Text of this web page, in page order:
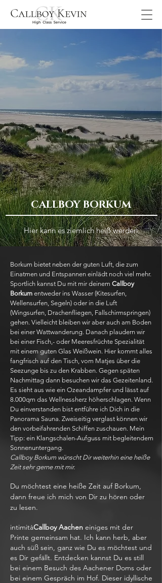
CALLBOY BORKUM
Hier kann es ziemlich heiß werden.
Borkum bietet neben der guten Luft, die zum
Einatmen und Entspannen einlädt noch viel mehr.
Sportlich kannst Du mit mir deinem Callboy
Borkum entweder ins Wasser (Kitesurfen,
Wellensurfen, Segeln) oder in die Luft
(Wingsurfen, Drachenfliegen, Fallschirmspringen)
gehen. Vielleicht bleiben wir aber auch am Boden
bei einer Wattwanderung. Danach plaudern wir
bei einer Fisch,- oder Meeresfrüchte Spezialität
mit einem guten Glas Weißwein. Hier kommt alles
fangfrisch auf den Tisch, vom Matjes über die
Seezunge bis zu den Krabben. Gegen späten
Nachmittag dann besuchen wir das Gezeitenland.
Es sieht aus wie ein Ozeandampfer und lässt auf
8.000qm das Wellnessherz höherschlagen. Wenn
Du einverstanden bist entführe ich Dich in die
Panorama Sauna. Zweiseitig verglast können wir
den vorbeifahrenden Schiffen zuschauen. Mein
Tipp: ein Klangschalen-Aufguss mit begleitendem
Sonnenuntergang.
Callboy Borkum wünscht Dir weiterhin eine heiße
Zeit sehr gerne mit mir.
Du möchtest eine heiße Zeit auf Borkum,
dann freue ich mich von Dir zu hören oder
zu lesen.
intimitàCallboy Aachen einiges mit der
Printe gemeinsam hat. Ich kann herb, aber
auch süß sein, ganz wie Du es möchtest und
es Dir gefällt. Entdecken kannst Du es still
bei einem Besuch des Aachener Doms oder
bei einem Gespräch im Hof. Dieser idyllische